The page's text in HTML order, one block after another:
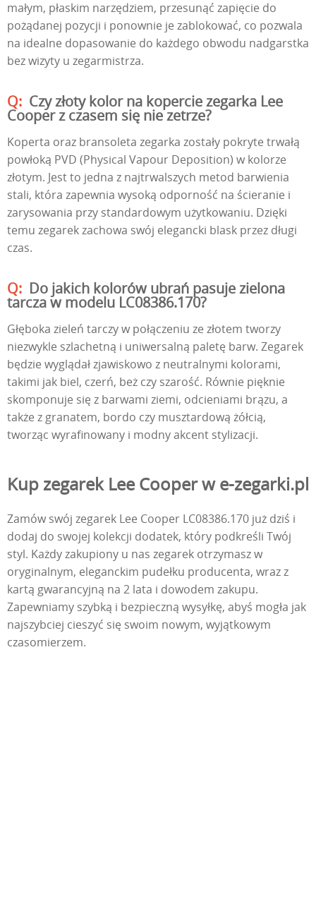
małym, płaskim narzędziem, przesunąć zapięcie do
pożądanej pozycji i ponownie je zablokować, co pozwala
na idealne dopasowanie do każdego obwodu nadgarstka
bez wizyty u zegarmistrza.
Czy złoty kolor na kopercie zegarka Lee
Cooper z czasem się nie zetrze?
Koperta oraz bransoleta zegarka zostały pokryte trwałą
powłoką PVD (Physical Vapour Deposition) w kolorze
złotym. Jest to jedna z najtrwalszych metod barwienia
stali, która zapewnia wysoką odporność na ścieranie i
zarysowania przy standardowym użytkowaniu. Dzięki
temu zegarek zachowa swój elegancki blask przez długi
czas.
Do jakich kolorów ubrań pasuje zielona
tarcza w modelu LC08386.170?
Głęboka zieleń tarczy w połączeniu ze złotem tworzy
niezwykle szlachetną i uniwersalną paletę barw. Zegarek
będzie wyglądał zjawiskowo z neutralnymi kolorami,
takimi jak biel, czerń, beż czy szarość. Równie pięknie
skomponuje się z barwami ziemi, odcieniami brązu, a
także z granatem, bordo czy musztardową żółcią,
tworząc wyrafinowany i modny akcent stylizacji.
Kup zegarek Lee Cooper w e-zegarki.pl
Zamów swój zegarek Lee Cooper LC08386.170 już dziś i
dodaj do swojej kolekcji dodatek, który podkreśli Twój
styl. Każdy zakupiony u nas zegarek otrzymasz w
oryginalnym, eleganckim pudełku producenta, wraz z
kartą gwarancyjną na 2 lata i dowodem zakupu.
Zapewniamy szybką i bezpieczną wysyłkę, abyś mogła jak
najszybciej cieszyć się swoim nowym, wyjątkowym
czasomierzem.